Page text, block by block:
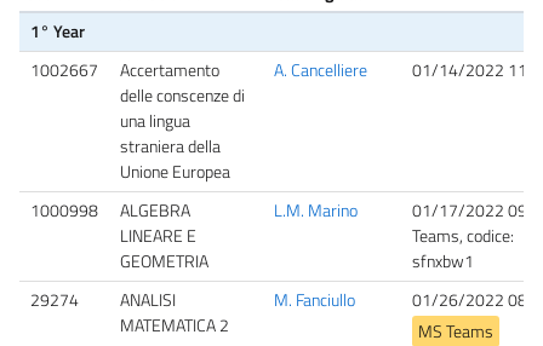
1° Year
1002667
Accertamento
delle conscenze di
una lingua
straniera della
Unione Europea
A. Cancelliere 01/14/2022
1000998
ALGEBRA
LINEARE E
GEOMETRIA
L.M. Marino
01/17/2022
Teams, codice:
sfnxbw1
29274
ANALISI
MATEMATICA 2
M. Fanciullo
01/26/2022
MS Teams